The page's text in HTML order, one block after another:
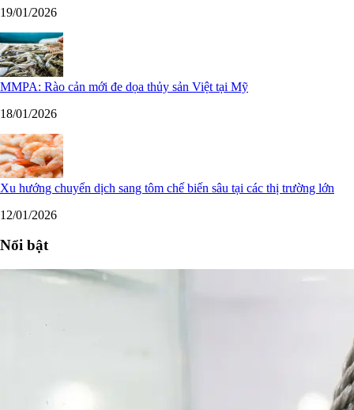
19/01/2026
MMPA: Rào cản mới đe dọa thủy sản Việt tại Mỹ
18/01/2026
Xu hướng chuyển dịch sang tôm chế biến sâu tại các thị trường lớn
12/01/2026
Nổi bật